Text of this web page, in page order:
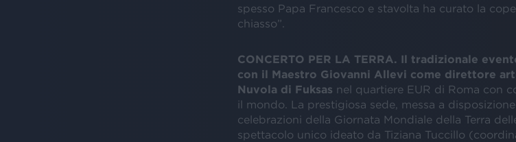
spesso Papa Francesco e stavolta ha curato la
chiasso”.
CONCERTO PER LA TERRA. Il tradizionale
con il Maestro Giovanni Allevi come direttore
Nuvola di Fuksas nel quartiere EUR di Roma con
il mondo. La prestigiosa sede, messa a
celebrazioni della Giornata Mondiale della Terra
spettacolo unico ideato da Tiziana Tuccillo